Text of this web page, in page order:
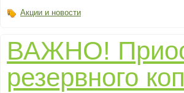
Акции и новости
ВАЖНО!
резервного